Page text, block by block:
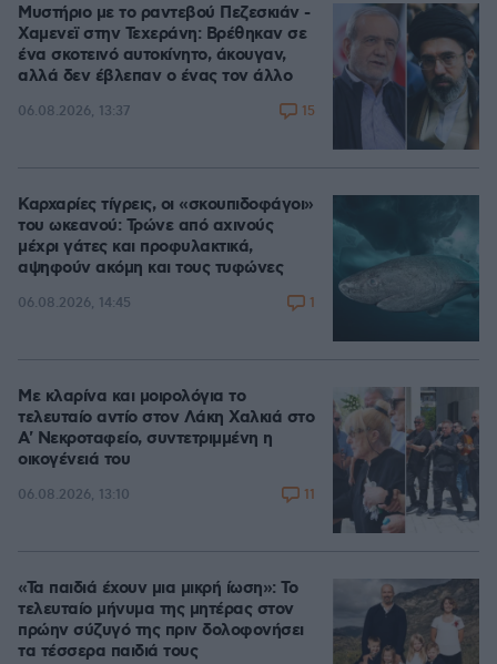
Μυστήριο με το ραντεβού Πεζεσκιάν -
Χαμενεϊ στην Τεχεράνη: Βρέθηκαν σε
ένα σκοτεινό αυτοκίνητο, άκουγαν,
αλλά δεν έβλεπαν ο ένας τον άλλο
06.08.2026, 13:37 15
Καρχαρίες τίγρεις, οι «σκουπιδοφάγοι»
του ωκεανού: Τρώνε από αχινούς
μέχρι γάτες και προφυλακτικά,
αψηφούν ακόμη και τους τυφώνες
06.08.2026, 14:45 1
Με κλαρίνα και μοιρολόγια το
τελευταίο αντίο στον Λάκη Χαλκιά στο
A' Νεκροταφείο, συντετριμμένη η
οικογένειά του
06.08.2026, 13:10 11
«Τα παιδιά έχουν μια μικρή ίωση»: Το
τελευταίο μήνυμα της μητέρας στον
πρώην σύζυγό της πριν δολοφονήσει
τα τέσσερα παιδιά τους